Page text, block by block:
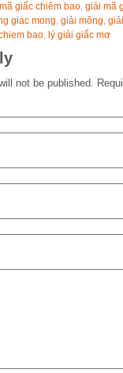
giấc chiêm bao, giải mã
giac mong, giải mông,
bao, lý giải giấc mơ
not be published.